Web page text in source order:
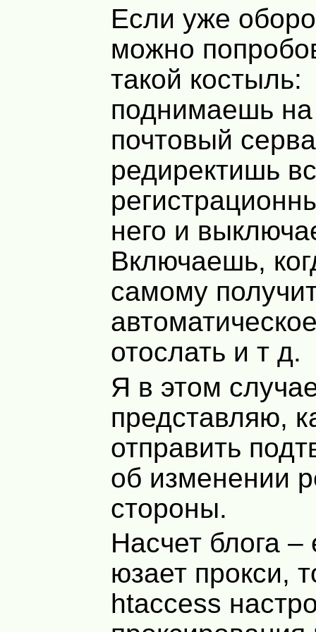
Если уже
можно
такой костыль:
поднимаешь
почтовый
редиректишь
него и
Включаешь,
самому
отослать и т д.
Я в этом
представляю,
отправить
об изменении
стороны.
Насчет блога –
юзает прокси,
htaccess